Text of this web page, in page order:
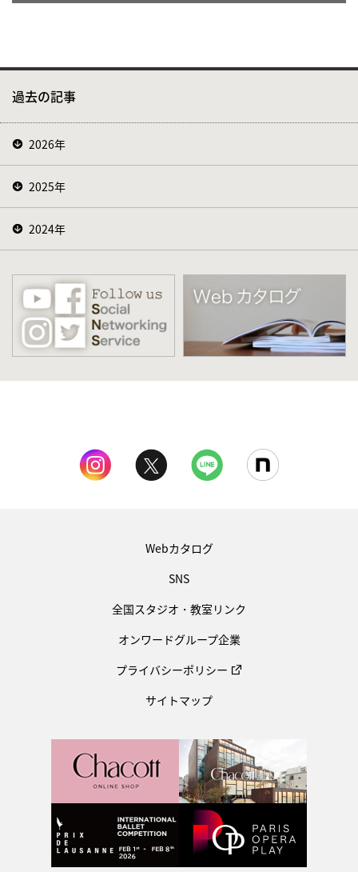
過去の記事
2026年
2025年
2024年
Webカタログ
SNS
全国スタジオ・教室リンク
オンワードグループ企業
プライバシーポリシー
サイトマップ